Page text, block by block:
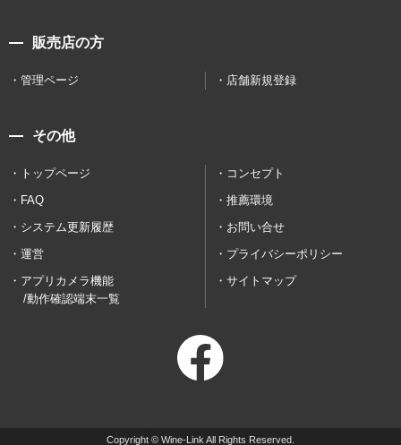
販売店の方
管理ページ 店舗新規登録
その他
トップページ
コンセプト
FAQ
推薦環境
システム更新履歴
お問い合せ
運営
プライバシーポリシー
アプリカメラ機能
/動作確認端末一覧
サイトマップ
Copyright © Wine-Link All Rights Reserved.